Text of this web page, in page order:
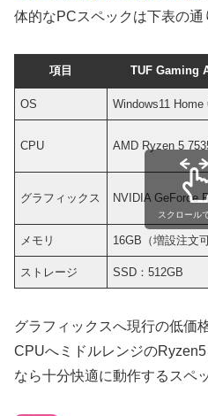
体的なPCスペックは下表の通
項目 TUF Gaming
OS Windows11 Home
CPU AMD Ryzen 5
グラフィックス NVIDIA GeForce
メモリ 16GB（増設注文
ストレージ SSD：512GB
スクロール
グラフィックスへ現行の低価
CPUへミドルレンジの
なら十分快適に動作するスペ